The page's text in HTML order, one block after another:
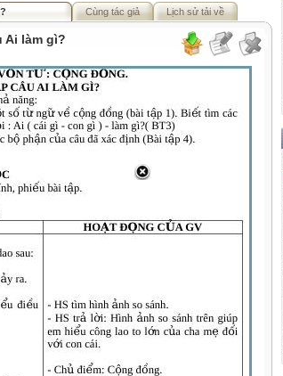
Cùng tác giả Lịch sử tải về
Ai làm gì?